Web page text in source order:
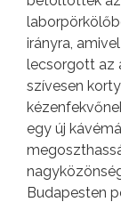
irányra,
lecsorgott az
szívesen
egy új
Budapesten